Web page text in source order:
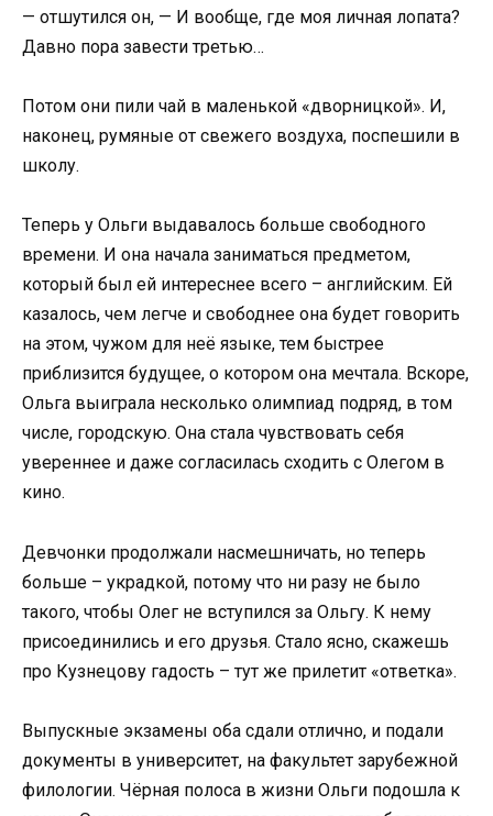
— отшутился он, — И вообще, где моя личная лопата?
Давно пора завести третью…
Потом они пили чай в маленькой «дворницкой». И,
наконец, румяные от свежего воздуха, поспешили в
школу.
Теперь у Ольги выдавалось больше свободного
времени. И она начала заниматься предметом,
который был ей интереснее всего – английским. Ей
казалось, чем легче и свободнее она будет говорить
на этом, чужом для неё языке, тем быстрее
приблизится будущее, о котором она мечтала. Вскоре,
Ольга выиграла несколько олимпиад подряд, в том
числе, городскую. Она стала чувствовать себя
увереннее и даже согласилась сходить с Олегом в
кино.
Девчонки продолжали насмешничать, но теперь
больше – украдкой, потому что ни разу не было
такого, чтобы Олег не вступился за Ольгу. К нему
присоединились и его друзья. Стало ясно, скажешь
про Кузнецову гадость – тут же прилетит «ответка».
Выпускные экзамены оба сдали отлично, и подали
документы в университет, на факультет зарубежной
филологии. Чёрная полоса в жизни Ольги подошла к